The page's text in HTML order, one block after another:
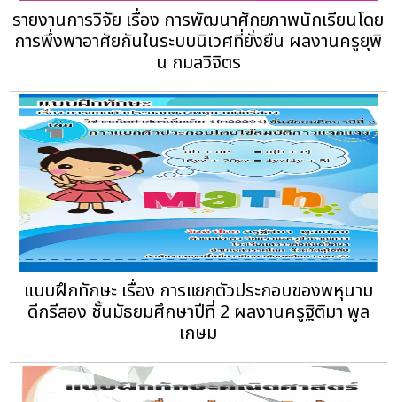
รายงานการวิจัย เรื่อง การพัฒนาศักยภาพนักเรียนโดย
การพึ่งพาอาศัยกันในระบบนิเวศที่ยั่งยืน ผลงานครูยุพิ
น กมลวิจิตร
แบบฝึกทักษะ เรื่อง การแยกตัวประกอบของพหุนาม
ดีกรีสอง ชั้นมัธยมศึกษาปีที่ 2 ผลงานครูฐิติมา พูล
เกษม